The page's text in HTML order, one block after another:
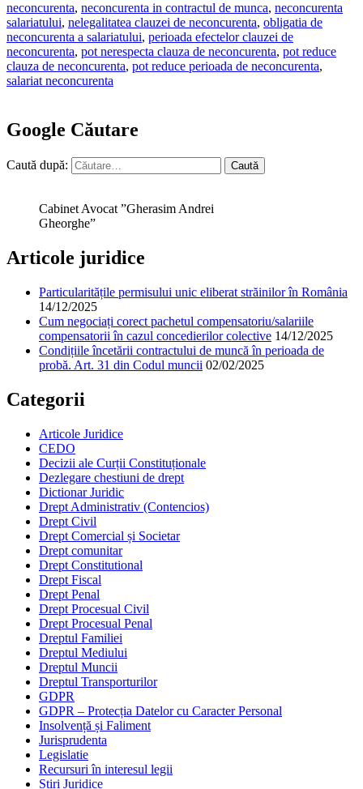
neconcurenta, neconcurenta in contractul de munca, neconcurenta
salariatului, nelegalitatea clauzei de neconcurenta, obligatia de
neconcurenta a salariatului, perioada efectelor clauzei de
neconcurenta, pot nerespecta clauza de neconcurenta, pot reduce
clauza de neconcurenta, pot reduce perioada de neconcurenta,
salariat neconcurenta
Google Căutare
Caută după:
Cabinet Avocat ”Gherasim Andrei
Gheorghe”
Articole juridice
Particularitățile permisului unic eliberat străinilor în România
14/12/2025
Cum negociați corect pachetul compensatoriu/salariile
compensatorii în cazul concedierilor colective 14/12/2025
Condițiile încetării contractului de muncă în perioada de
probă. Art. 31 din Codul muncii 02/02/2025
Categorii
Articole Juridice
CEDO
Decizii ale Curții Constituționale
Dezlegare chestiuni de drept
Dictionar Juridic
Drept Administrativ (Contencios)
Drept Civil
Drept Comercial și Societar
Drept comunitar
Drept Constitutional
Drept Fiscal
Drept Penal
Drept Procesual Civil
Drept Procesual Penal
Dreptul Familiei
Dreptul Mediului
Dreptul Muncii
Dreptul Transporturilor
GDPR
GDPR – Protecția Datelor cu Caracter Personal
Insolvență și Faliment
Jurisprudenta
Legislatie
Recursuri în interesul legii
Stiri Juridice